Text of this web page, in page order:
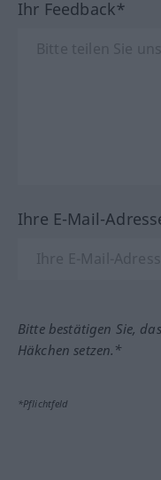
Ihr Feedback*
Ihre E-Mail-
Bitte bestätigen Sie,
Häkchen setzen.*
*Pflichtfeld